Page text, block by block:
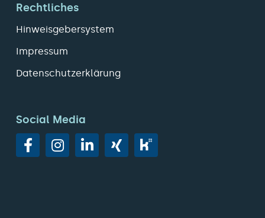
Rechtliches
Hinweisgebersystem
Impressum
Datenschutzerklärung
Social Media